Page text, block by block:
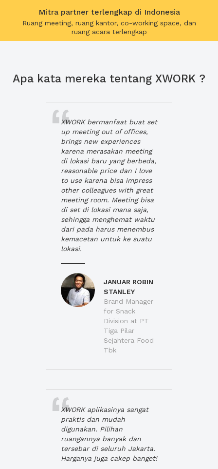
Mitra partner terlengkap di Indonesia
Ruang meeting, ruang kantor, co-working space, dan
ruang acara terlengkap
Apa kata mereka tentang XWORK ?
XWORK bermanfaat buat set
up meeting out of offices,
brings new experiences
karena merasakan meeting
di lokasi baru yang berbeda,
reasonable price dan I love
to use karena bisa impress
other colleagues with great
meeting room. Meeting bisa
di set di lokasi mana saja,
sehingga menghemat waktu
dari pada harus menembus
kemacetan untuk ke suatu
lokasi.
JANUAR ROBIN
STANLEY
Brand Manager
for Snack
Division at PT
Tiga Pilar
Sejahtera Food
Tbk
XWORK aplikasinya sangat
praktis dan mudah
digunakan. Pilihan
ruangannya banyak dan
tersebar di seluruh Jakarta.
Harganya juga cakep banget!